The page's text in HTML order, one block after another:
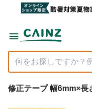
修正テープ 幅6mm×長